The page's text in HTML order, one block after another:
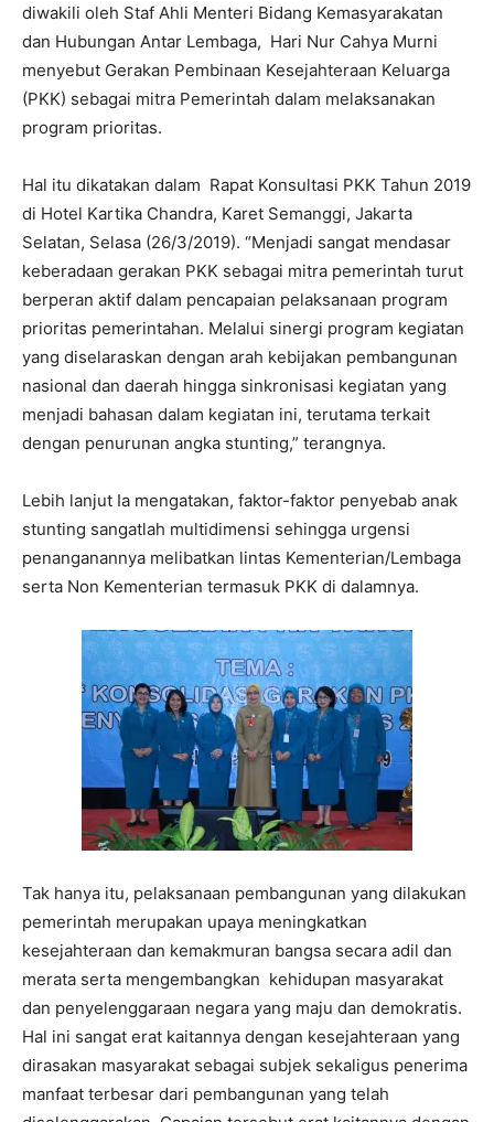
diwakili oleh Staf Ahli Menteri Bidang Kemasyarakatan
dan Hubungan Antar Lembaga, Hari Nur Cahya Murni
menyebut Gerakan Pembinaan Kesejahteraan Keluarga
(PKK) sebagai mitra Pemerintah dalam melaksanakan
program prioritas.
Hal itu dikatakan dalam Rapat Konsultasi PKK Tahun 2019
di Hotel Kartika Chandra, Karet Semanggi, Jakarta
Selatan, Selasa (26/3/2019). “Menjadi sangat mendasar
keberadaan gerakan PKK sebagai mitra pemerintah turut
berperan aktif dalam pencapaian pelaksanaan program
prioritas pemerintahan. Melalui sinergi program kegiatan
yang diselaraskan dengan arah kebijakan pembangunan
nasional dan daerah hingga sinkronisasi kegiatan yang
menjadi bahasan dalam kegiatan ini, terutama terkait
dengan penurunan angka stunting,” terangnya.
Lebih lanjut Ia mengatakan, faktor-faktor penyebab anak
stunting sangatlah multidimensi sehingga urgensi
penanganannya melibatkan lintas Kementerian/Lembaga
serta Non Kementerian termasuk PKK di dalamnya.
Tak hanya itu, pelaksanaan pembangunan yang dilakukan
pemerintah merupakan upaya meningkatkan
kesejahteraan dan kemakmuran bangsa secara adil dan
merata serta mengembangkan kehidupan masyarakat
dan penyelenggaraan negara yang maju dan demokratis.
Hal ini sangat erat kaitannya dengan kesejahteraan yang
dirasakan masyarakat sebagai subjek sekaligus penerima
manfaat terbesar dari pembangunan yang telah